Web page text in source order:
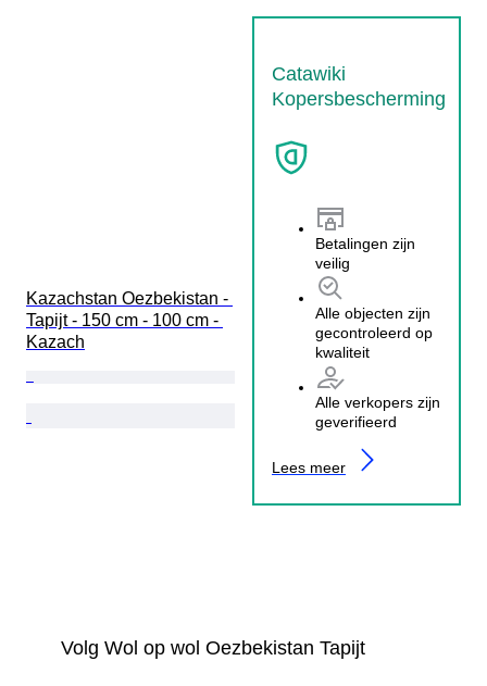
Kazachstan Oezbekistan -
Tapijt - 150 cm - 100 cm -
Kazach
Catawiki
Kopersbescherming
Betalingen zijn
veilig
Alle objecten zijn
gecontroleerd op
kwaliteit
Alle verkopers zijn
geverifieerd
Lees meer
Volg Wol op wol Oezbekistan Tapijt